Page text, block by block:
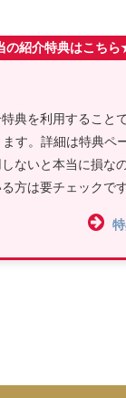
の紹介特典はこち
典を利用すること
す。詳細は特典ペ
ないと本当に損な
方は要チェックです